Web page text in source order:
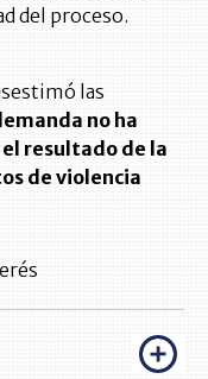
del proceso.
las
no ha
resultado de la
de violencia